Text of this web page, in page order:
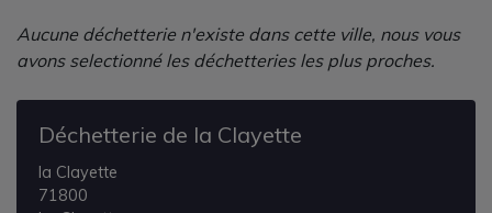
Aucune déchetterie n'existe dans cette ville, nous vous
avons selectionné les déchetteries les plus proches.
Déchetterie de la Clayette
la Clayette
71800